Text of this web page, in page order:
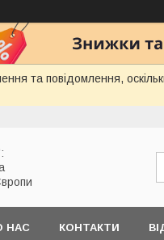
та повідомлення,
НАС КОНТАКТИ